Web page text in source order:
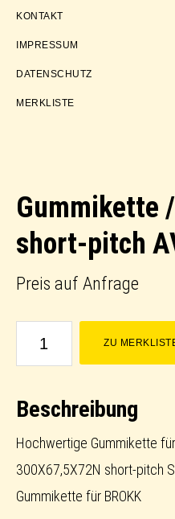
KONTAKT
IMPRESSUM
DATENSCHUTZ
MERKLISTE
Gummikette
short-pitch
Preis auf Anfrage
Gummikette
Track
short-
pitch
AVT
ZU
Beschreibung
Hochwertige Gummikette
300X67,5X72N short-pitch
Gummikette für BROKK